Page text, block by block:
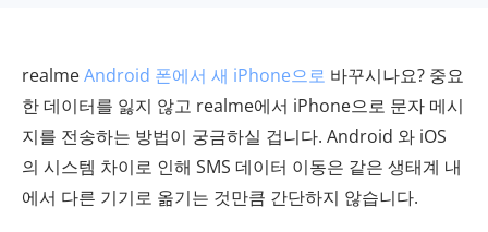
realmeAndroid 폰에서 새 iPhone으로 바꾸시나요? 중요
한 데이터를 잃지 않고 realme에서 iPhone으로 문자 메시
지를 전송하는 방법이 궁금하실 겁니다. Android 와 iOS
의 시스템 차이로 인해 SMS 데이터 이동은 같은 생태계 내
에서 다른 기기로 옮기는 것만큼 간단하지 않습니다.